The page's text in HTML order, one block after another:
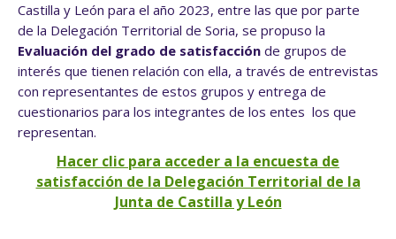
Castilla y León para el año 2023, entre las que por parte
de la Delegación Territorial de Soria, se propuso la
Evaluación del grado de satisfacción de grupos de
interés que tienen relación con ella, a través de entrevistas
con representantes de estos grupos y entrega de
cuestionarios para los integrantes de los entes los que
representan.
Hacer clic para acceder a la encuesta de
satisfacción de la Delegación Territorial de la
Junta de Castilla y León